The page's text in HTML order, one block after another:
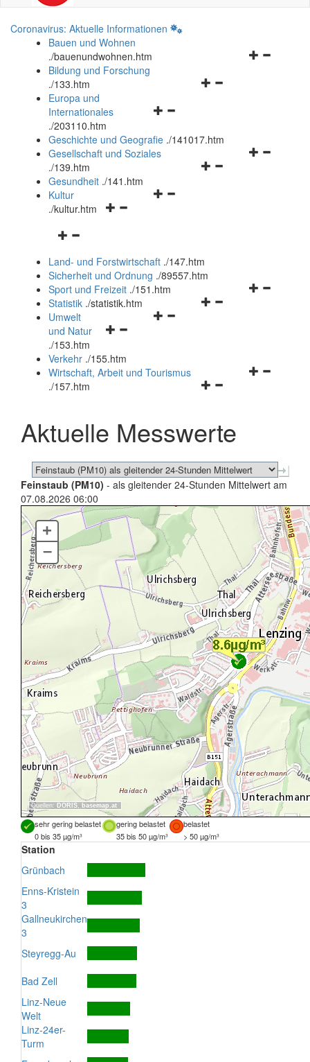
Coronavirus: Aktuelle Informationen
Bauen und Wohnen
./bauenundwohnen.htm
Navigationsmenü
Bildung und Forschung
./133.htm
Navigationsmenü
und
schließen
Europa und
Internationales
./203110.htm
Geschichte und Geografie ./141017.htm
Navigationsmenü
Gesellschaft und Soziales
./139.htm
Navigationsmenü
Gesundheit ./141.htm
Navigationsmenü
Kultur
./kultur.htm
Navigationsmenü
und
schließen
Land- und Forstwirtschaft ./147.htm
Sicherheit und Ordnung ./89557.htm
Navigationsmenü
Sport und Freizeit ./151.htm
Navigationsmenü
Statistik ./statistik.htm
Navigationsmenü
und
schließen
Umwelt
und Natur
./153.htm
Verkehr ./155.htm
Navigationsmenü
schließen
Wirtschaft, Arbeit und Tourismus
./157.htm
Aktuelle Messwerte
Feinstaub (PM10) - als gleitender 24-Stunden Mittelwert am
07.08.2026 06:00
Quellen: DORIS, basemap.at
+
–
sehr gering belastet gering belastet
belastet
0 bis 35 µg/m³
35 bis 50 µg/m³ > 50 µg/m³
Station
Grünbach
Enns-Kristein
3
Gallneukirchen
3
Steyregg-Au
Bad Zell
Linz-Neue
Welt
Linz-24er-
Turm